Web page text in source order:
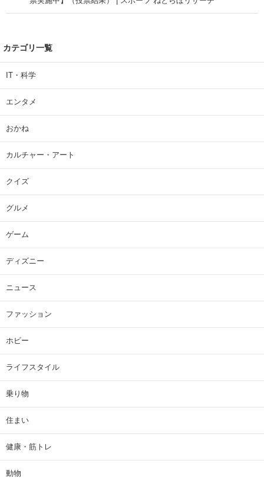
カテゴリ一覧
IT・科学
エンタメ
おかね
カルチャー・アート
クイズ
グルメ
ゲーム
ディズニー
ニュース
ファッション
ホビー
ライフスタイル
乗り物
住まい
健康・筋トレ
動物